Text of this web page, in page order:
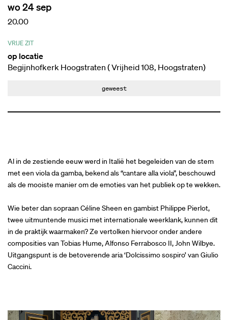
wo 24 sep
20.00
VRIJE ZIT
op locatie
Begijnhofkerk Hoogstraten ( Vrijheid 108, Hoogstraten)
geweest
Al in de zestiende eeuw werd in Italië het begeleiden van de stem
met een viola da gamba, bekend als “cantare alla viola”, beschouwd
als de mooiste manier om de emoties van het publiek op te wekken.
Wie beter dan sopraan Céline Sheen en gambist Philippe Pierlot,
twee uitmuntende musici met internationale weerklank, kunnen dit
in de praktijk waarmaken? Ze vertolken hiervoor onder andere
composities van Tobias Hume, Alfonso Ferrabosco II, John Wilbye.
Uitgangspunt is de betoverende aria ‘Dolcissimo sospiro’ van Giulio
Caccini.